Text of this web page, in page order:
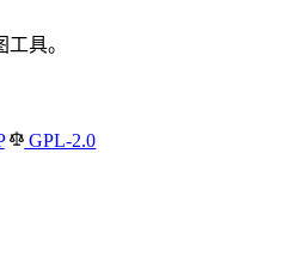
具。
GPL-2.0